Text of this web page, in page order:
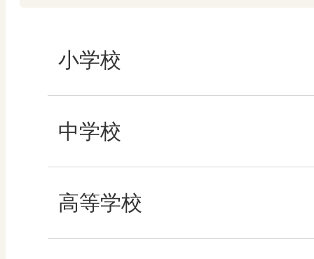
ABCシリーズ
その他の教育資料
小学校
社会
算数
中学校
社会 地理
高等学校